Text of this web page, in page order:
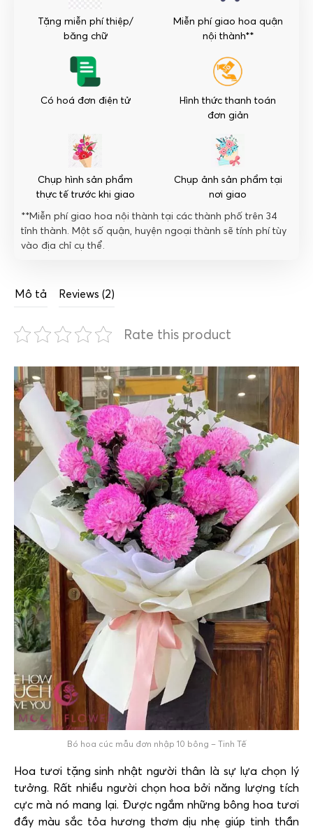
Tế
lượng
Tặng miễn phí thiệp/
băng chữ
Miễn phí giao hoa quận
nội thành**
Có hoá đơn điện tử
Hình thức thanh toán
đơn giản
Chụp hình sản phẩm
thực tế trước khi giao
Chụp ảnh sản phẩm tại
nơi giao
**Miễn phí giao hoa nội thành tại các thành phố trên 34
tỉnh thành. Một số quận, huyện ngoại thành sẽ tính phí tùy
vào địa chỉ cụ thể.
Mô tả Reviews (2)
Rate this product
Bó hoa cúc mẫu đơn nhập 10 bông – Tinh Tế
Hoa tươi tặng sinh nhật người thân là sự lựa chọn lý
tưởng. Rất nhiều người chọn hoa bởi năng lượng tích
cực mà nó mang lại. Được ngắm những bông hoa tươi
đầy màu sắc tỏa hương thơm dịu nhẹ giúp tinh thần